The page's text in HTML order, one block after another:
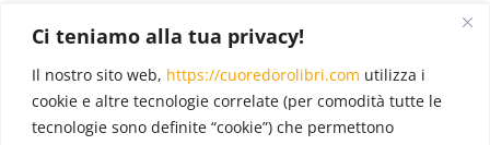
Ci teniamo alla tua privacy!
Il nostro sito web, https://cuoredorolibri.com utilizza i
cookie e altre tecnologie correlate (per comodità tutte le
tecnologie sono definite “cookie”) che permettono
La legge di Attrazione per principianti
Eventi(6)
In evidenza(18)